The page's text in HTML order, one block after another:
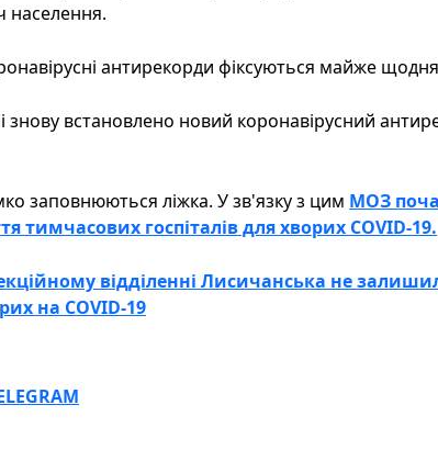
населення.
антирекорди фіксуються майже
знову встановлено новий коронавірусний
заповнюються ліжка. У зв'язку з цим МОЗ
тимчасових госпіталів для хворих COVID-19.
відділенні Лисичанська не
на COVID-19